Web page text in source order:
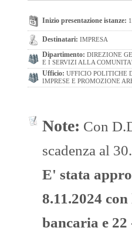
Inizio presentazione istanze:
Destinatari: IMPRESA
Dipartimento: DIREZIONE
E I SERVIZI ALLA COMUNITA'
Ufficio: UFFICIO POLITICHE
IMPRESE E PROMOZIONE
Note: Con
scadenza al
E' stata
8.11.2024
bancaria e 22